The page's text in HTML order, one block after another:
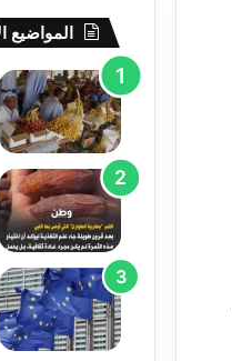
المواضيع